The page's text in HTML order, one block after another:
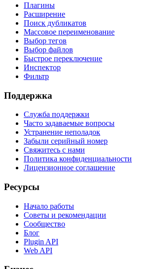
Плагины
Расширение
Поиск дубликатов
Массовое переименование
Выбор тегов
Выбор файлов
Быстрое переключение
Инспектор
Фильтр
Поддержка
Служба поддержки
Часто задаваемые вопросы
Устранение неполадок
Забыли серийный номер
Свяжитесь с нами
Политика конфиденциальности
Лицензионное соглашение
Ресурсы
Начало работы
Советы и рекомендации
Сообщество
Блог
Plugin API
Web API